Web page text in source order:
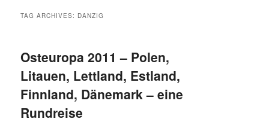
TAG ARCHIVES: DANZIG
Osteuropa 2011 – Polen,
Litauen, Lettland, Estland,
Finnland, Dänemark – eine
Rundreise